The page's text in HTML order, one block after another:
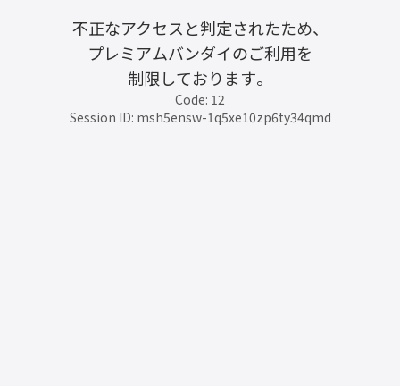
不正なアクセスと判定されたため、
プレミアムバンダイのご利用を
制限しております。
Code: 12
Session ID: msh5ensw-1q5xe10zp6ty34qmd